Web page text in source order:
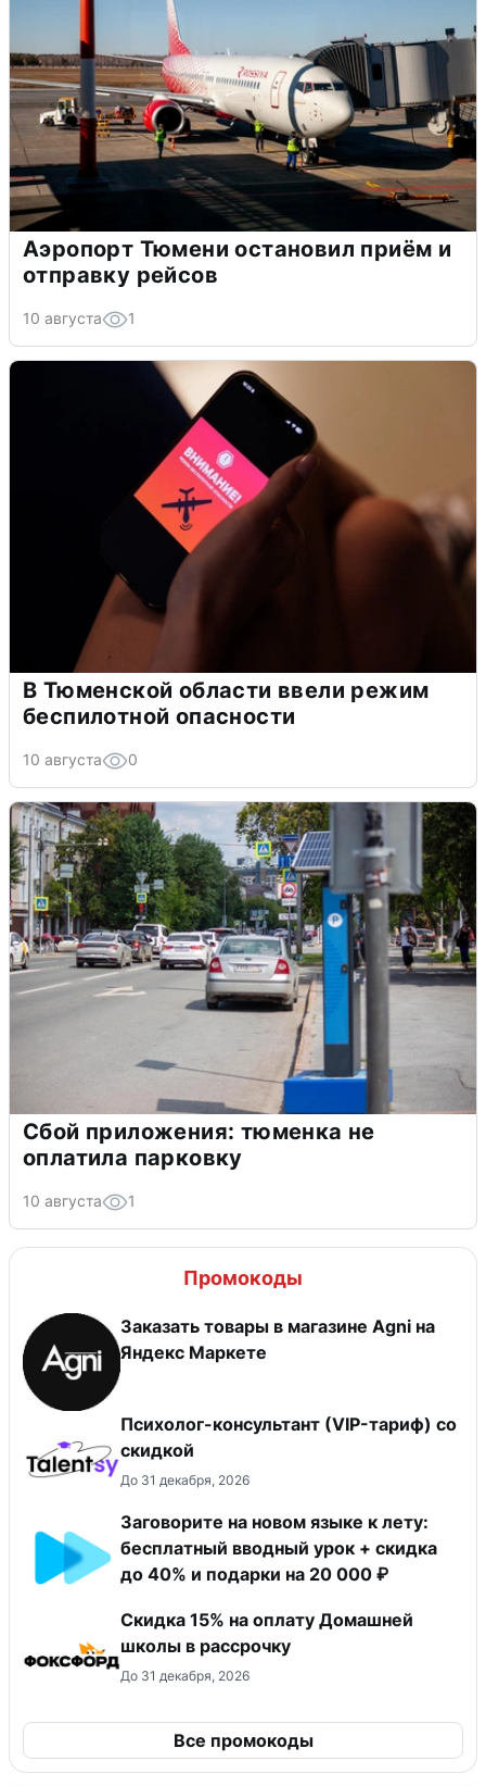
Аэропорт Тюмени остановил приём и
отправку рейсов
10 августа 1
В Тюменской области ввели режим
беспилотной опасности
10 августа 0
Сбой приложения: тюменка не
оплатила парковку
10 августа 1
Промокоды
Заказать товары в магазине Agni на
Яндекс Маркете
Психолог-консультант (VIP-тариф) со
скидкой
До 31 декабря, 2026
Заговорите на новом языке к лету:
бесплатный вводный урок + скидка
до 40% и подарки на 20 000 ₽
Скидка 15% на оплату Домашней
школы в рассрочку
До 31 декабря, 2026
Все промокоды